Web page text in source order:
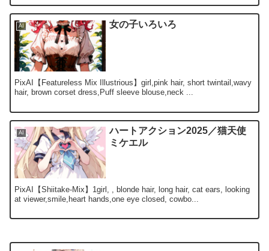
AI 女の子いろいろ
PixAI【Featureless Mix Illustrious】girl,pink hair, short twintail,wavy
hair, brown corset dress,Puff sleeve blouse,neck ...
AI
ハートアクション2025／猫天使
ミケエル
PixAI【Shiitake-Mix】1girl, , blonde hair, long hair, cat ears, looking
at viewer,smile,heart hands,one eye closed, cowbo...